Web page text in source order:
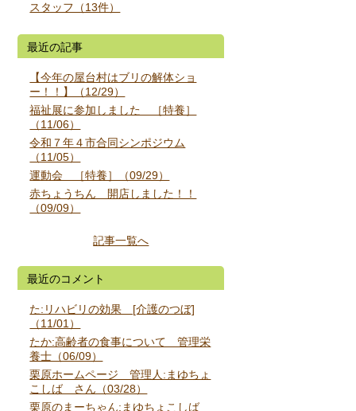
スタッフ（13件）
最近の記事
【今年の屋台村はブリの解体ショ
ー！！】（12/29）
福祉展に参加しました ［特養］
（11/06）
令和７年４市合同シンポジウム
（11/05）
運動会 ［特養］（09/29）
赤ちょうちん 開店しました！！
（09/09）
記事一覧へ
最近のコメント
た:リハビリの効果 [介護のつぼ]
（11/01）
たか:高齢者の食事について 管理栄
養士（06/09）
栗原ホームページ 管理人:まゆちょ
こしば さん（03/28）
栗原のまーちゃん:まゆちょこしば